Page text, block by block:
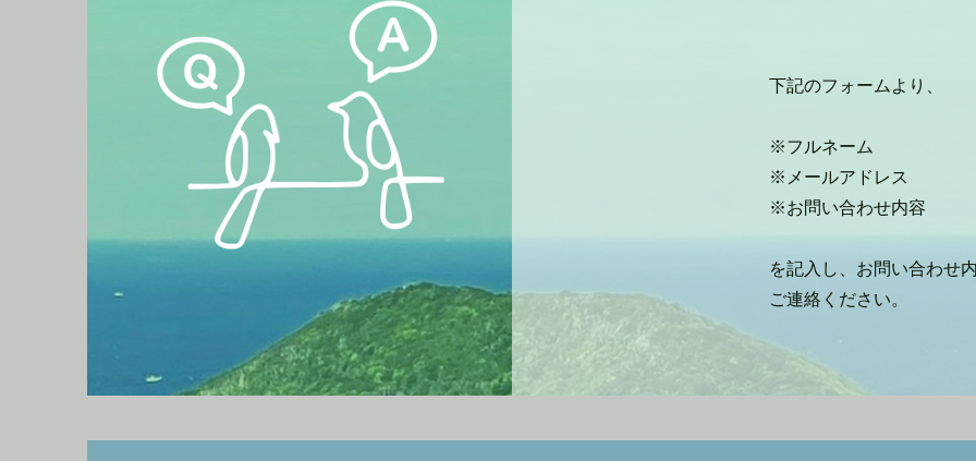
下記のフォームより、
※フルネーム
※メールアドレス
※お問い合わせ内容
を記入し、お問い合わせ
ご連絡ください。​